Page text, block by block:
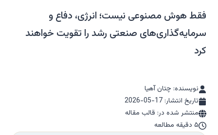
فقط هوش مصنوعی نیست؛ انرژی، دفاع و
سرمایه‌گذاری‌های صنعتی رشد را تقویت خواهند
کرد
نویسنده: چتان آهیا
تاریخ انتشار: 2026-05-17
منتشر شده در: قالب مقاله
۵ دقیقه مطالعه